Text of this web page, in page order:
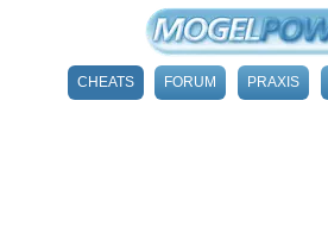
CHEATS FORUM PRAXIS